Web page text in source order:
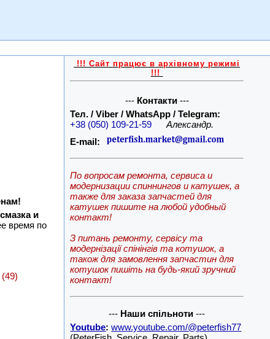
смазка и
время по
(49)
!!! Сайт працює в архівному режимі
!!!
--- Контакти---
Тел. / Viber / WhatsApp / Telegram:
+38 (050) 109-21-59
Александр.
E-mail:
По вопросам ремонта, сервиса и
модернизации спиннингов и катушек, а
также для заказа запчастей для
катушек пишите на любой удобный
контакт!
З питань ремонту, сервісу та
модернізації спінінгів та котушок, а
також для замовлення запчастин для
котушок пишіть на будь-який зручний
контакт!
--- Наши спільноти ---
Youtube: www.youtube.com/@peterfish77